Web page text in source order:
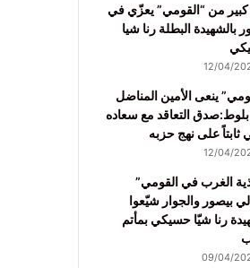
من “القومي” يعزّي في
بالشهيدة البطلة رنا شيا
12/04/
ينعى الأمين المناضل
بلوط:صدق التعاقد مع سعاده
ثابتاً على نهج حزبه
12/04/
الغرب في القومي”
بيصور والجوار شيّعوا
رنا شيّا حسيكي بمأتم
09/04/